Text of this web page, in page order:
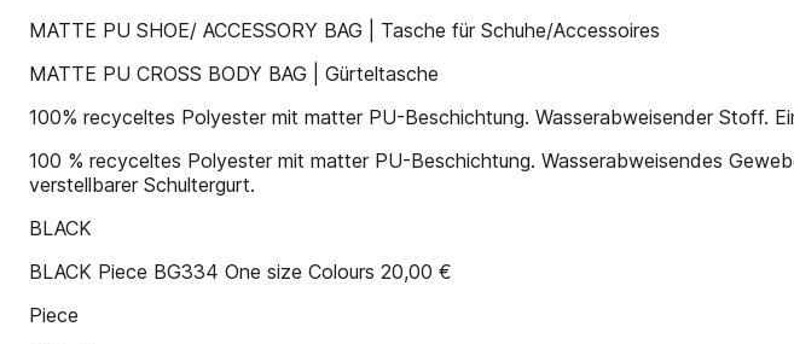
MATTE PU SHOE/ ACCESSORY BAG | Tasche für Schuhe/Accessoires
MATTE PU CROSS BODY BAG | Gürteltasche
100% recyceltes Polyester mit matter PU-Beschichtung. Wasserabweisender Stoff.
100 % recyceltes Polyester mit matter PU-Beschichtung. Wasserabweisendes
verstellbarer Schultergurt.
BLACK
BLACK Piece BG334 One size Colours 20,00 €
Piece